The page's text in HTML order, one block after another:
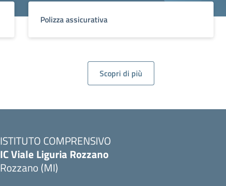
Polizza assicurativa
Scopri di più
ISTITUTO COMPRENSIVO
IC Viale Liguria Rozzano
Rozzano (MI)